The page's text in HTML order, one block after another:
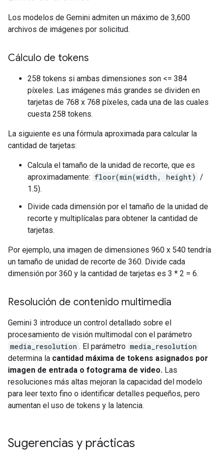
Los modelos de Gemini admiten un máximo de 3,600
archivos de imágenes por solicitud.
Cálculo de tokens
258 tokens si ambas dimensiones son <= 384
píxeles. Las imágenes más grandes se dividen en
tarjetas de 768 x 768 píxeles, cada una de las cuales
cuesta 258 tokens.
La siguiente es una fórmula aproximada para calcular la
cantidad de tarjetas:
Calcula el tamaño de la unidad de recorte, que es
aproximadamente: floor(min(width, height) /
1.5).
Divide cada dimensión por el tamaño de la unidad de
recorte y multiplícalas para obtener la cantidad de
tarjetas.
Por ejemplo, una imagen de dimensiones 960 x 540 tendría
un tamaño de unidad de recorte de 360. Divide cada
dimensión por 360 y la cantidad de tarjetas es 3 * 2 = 6.
Resolución de contenido multimedia
Gemini 3 introduce un control detallado sobre el
procesamiento de visión multimodal con el parámetro
media_resolution . El parámetro media_resolution
determina la cantidad máxima de tokens asignados por
imagen de entrada o fotograma de video. Las
resoluciones más altas mejoran la capacidad del modelo
para leer texto fino o identificar detalles pequeños, pero
aumentan el uso de tokens y la latencia.
Sugerencias y prácticas